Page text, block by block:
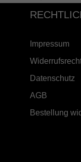
Impressum
Datenschutz
AGB
Bestellung